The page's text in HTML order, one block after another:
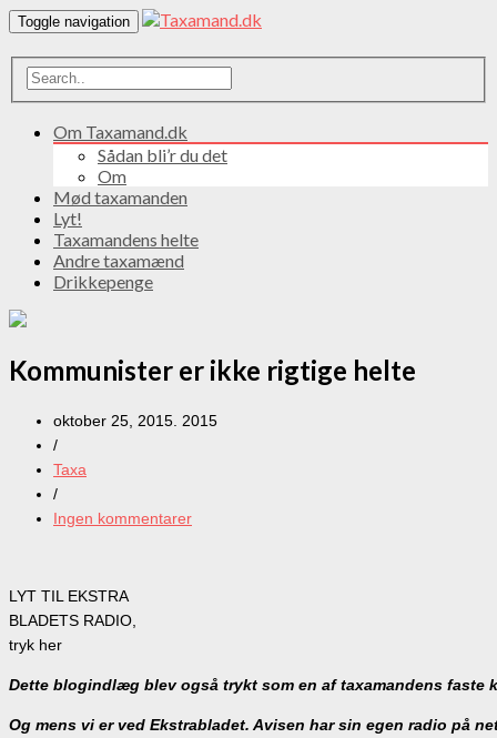
Toggle navigation
Om Taxamand.dk
Sådan bli’r du det
Om
Mød taxamanden
Lyt!
Taxamandens helte
Andre taxamænd
Drikkepenge
Kommunister er ikke rigtige helte
oktober 25, 2015. 2015
/
Taxa
/
Ingen kommentarer
LYT TIL EKSTRA
BLADETS RADIO,
tryk her
Dette blogindlæg blev også trykt som en af taxamandens faste
Og mens vi er ved Ekstrabladet. Avisen har sin egen radio på